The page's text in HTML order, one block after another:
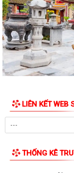
NGHĨA TRANG LIỆT SĨ
HỘI ĐỒNG NHÂN DÂN
(KỲ HỌP THƯỜNG LỆ
Đảng ủy phường
đầu năm 2026
TRUNG TÂM CHÍNH
CÁO VIÊN THÁNG 6
THAM GIA QUẢN LÝ,
LIÊN KẾT WEB
THỐNG KÊ